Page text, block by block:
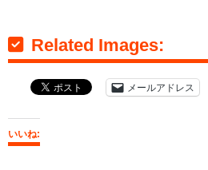
Related Images:
メールアドレス
いいね: